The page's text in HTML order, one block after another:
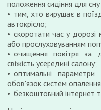
положення сидіння для
тим, хто вирушає в
автокрісло;
скоротати час у дорозі
або прослуховуванням
очищення повітря за
свіжість усередині салону;
оптимальні параметри
обов'язок систем
безкоштовний інтернет